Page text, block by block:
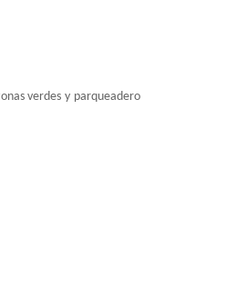
verdes y parqueadero